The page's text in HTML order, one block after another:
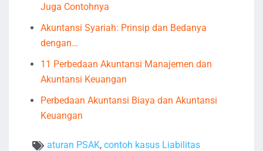
Juga Contohnya
Akuntansi Syariah: Prinsip dan Bedanya
dengan…
11 Perbedaan Akuntansi Manajemen dan
Akuntansi Keuangan
Perbedaan Akuntansi Biaya dan Akuntansi
Keuangan
aturan PSAK, contoh kasus Liabilitas